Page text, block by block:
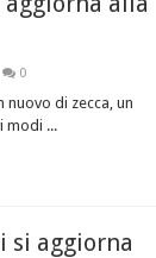
0
nuovo di zecca, un
modi ...
si aggiorna